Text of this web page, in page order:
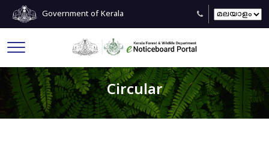
Government of Kerala
Circular